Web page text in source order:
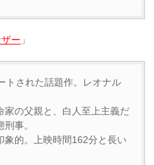
ー 」
トされた話題作。レオナル
家の父親と、白人至上主義だ
事。
象的。上映時間162分と長い